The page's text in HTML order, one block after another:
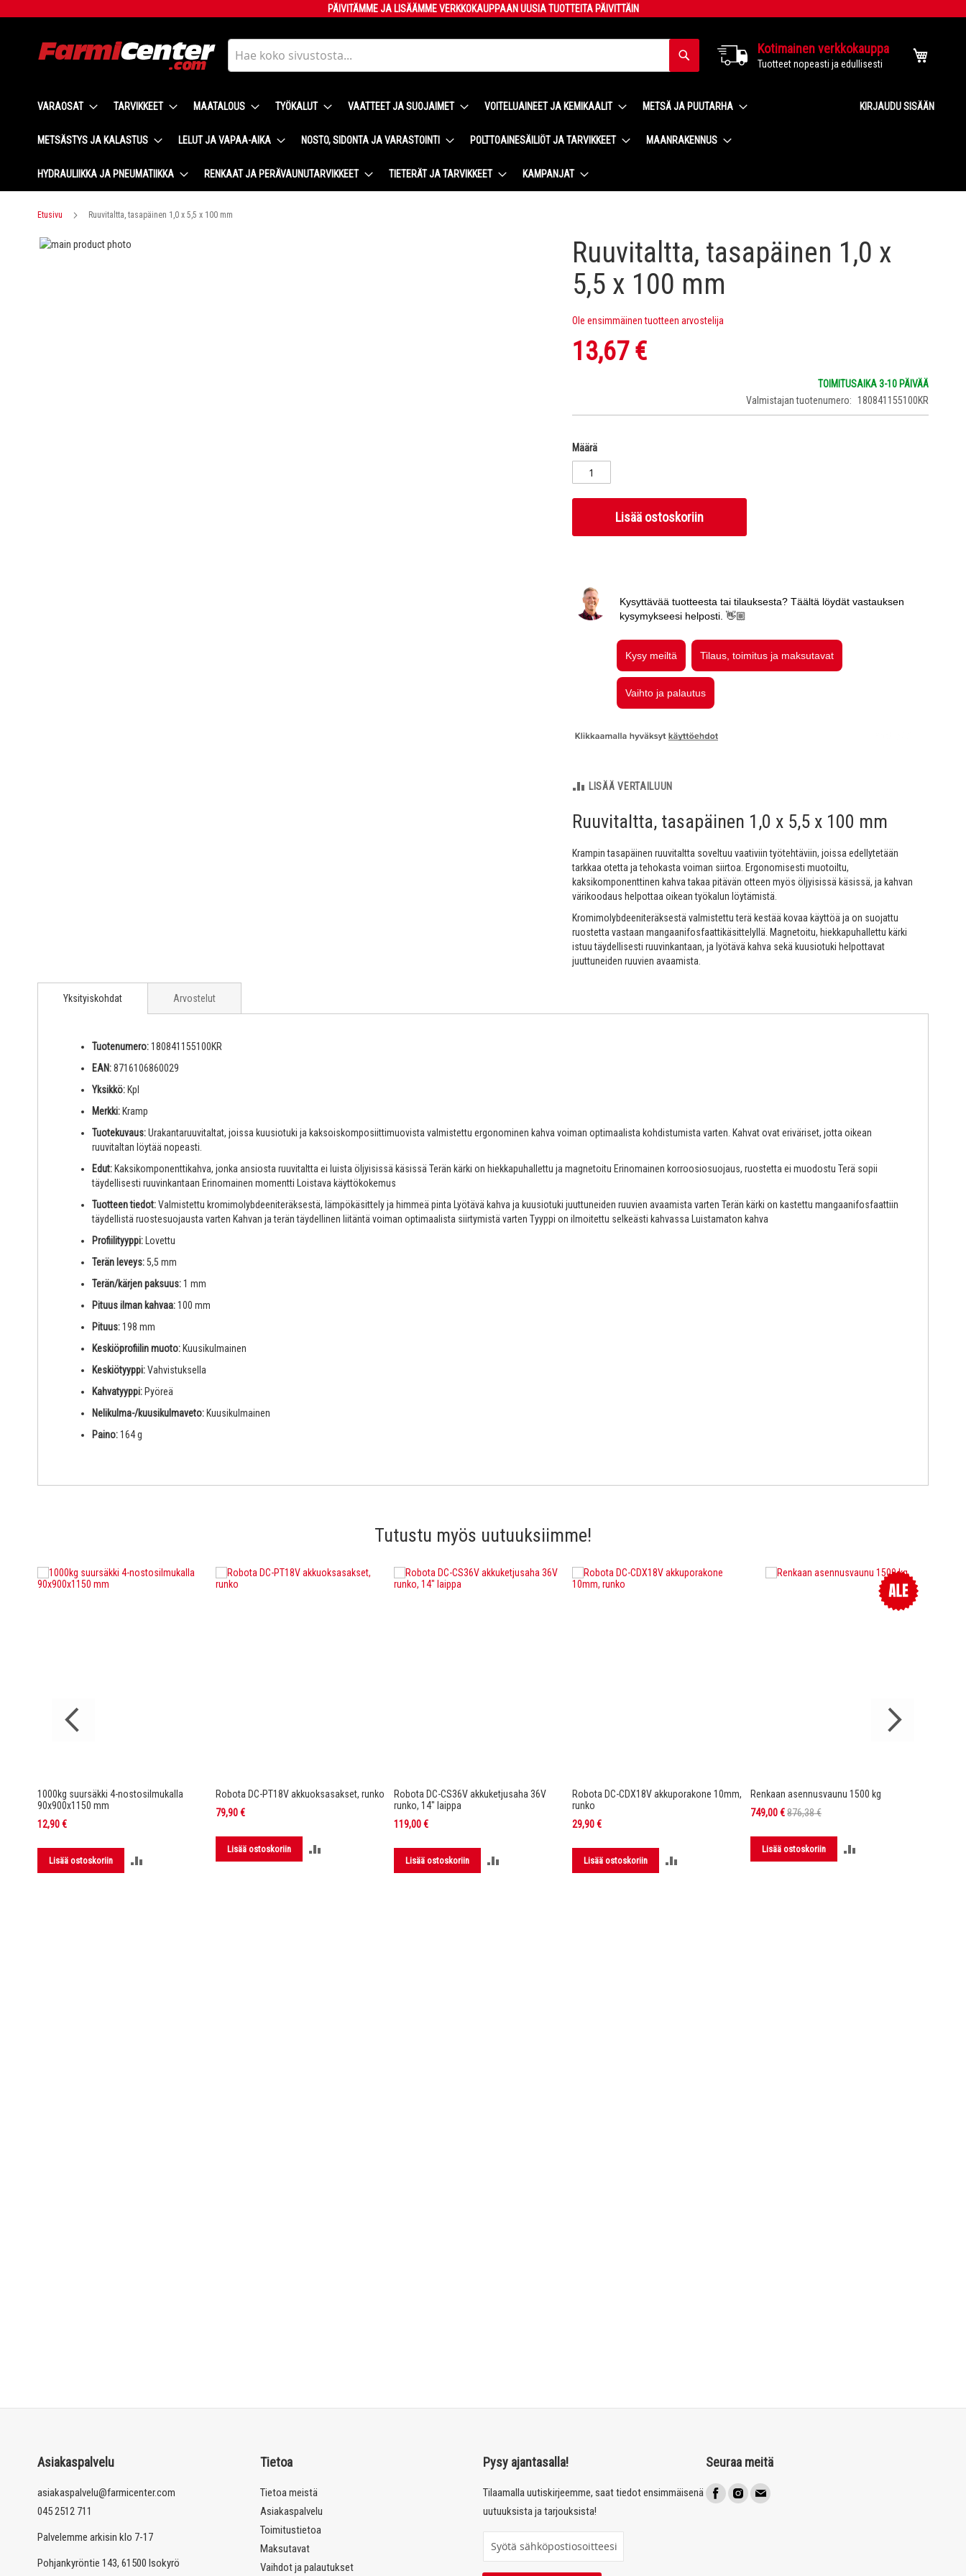
to
PÄIVITÄMME JA LISÄÄMME VERKKOKAUPPAAN UUSIA TUOTTEITA PÄIVITTÄIN
Kotimainen verkkokauppa
Tuotteet nopeasti ja edullisesti
VARAOSAT TARVIKKEET MAATALOUS TYÖKALUT VAATTEET JA SUOJAIMET VOITELUAINEET JA KEMIKAALIT METSÄ JA PUUTARHA
METSÄSTYS JA KALASTUS LELUT JA VAPAA-AIKA NOSTO, SIDONTA JA VARASTOINTI POLTTOAINESÄILIÖT JA TARVIKKEET MAANRAKENNUS
HYDRAULIIKKA JA PNEUMATIIKKA RENKAAT JA PERÄVAUNUTARVIKKEET TIETERÄT JA TARVIKKEET KAMPANJAT
KIRJAUDU SISÄÄN
Etusivu Ruuvitaltta, tasapäinen 1,0 x 5,5 x 100 mm
Skip
Ruuvitaltta, tasapäinen 1,0 x
5,5 x 100 mm
Ole ensimmäinen tuotteen arvostelija
13,67 €
TOIMITUSAIKA 3-10 PÄIVÄÄ
Valmistajan tuotenumero
180841155100KR
Määrä
Lisää ostoskoriin
LISÄÄ VERTAILUUN
Ruuvitaltta, tasapäinen 1,0 x 5,5 x 100 mm
Krampin tasapäinen ruuvitaltta soveltuu vaativiin työtehtäviin, joissa edellytetään
tarkkaa otetta ja tehokasta voiman siirtoa. Ergonomisesti muotoiltu,
kaksikomponenttinen kahva takaa pitävän otteen myös öljyisissä käsissä, ja kahvan
värikoodaus helpottaa oikean työkalun löytämistä.
Kromimolybdeeniteräksestä valmistettu terä kestää kovaa käyttöä ja on suojattu
ruostetta vastaan mangaanifosfaattikäsittelyllä. Magnetoitu, hiekkapuhallettu kärki
istuu täydellisesti ruuvinkantaan, ja lyötävä kahva sekä kuusiotuki helpottavat
juuttuneiden ruuvien avaamista.
Yksityiskohdat
Tuotenumero:180841155100KR
EAN:8716106860029
Yksikkö: Kpl
Merkki: Kramp
Tuotekuvaus:Urakantaruuvitaltat, joissa kuusiotuki ja kaksoiskomposiittimuovista valmistettu ergonominen kahva voiman optimaalista kohdistumista varten. Kahvat ovat eriväriset, jotta oikean
ruuvitaltan löytää nopeasti.
Edut: Kaksikomponenttikahva, jonka ansiosta ruuvitaltta ei luista öljyisissä käsissä Terän kärki on hiekkapuhallettu ja magnetoitu Erinomainen korroosiosuojaus, ruostetta ei muodostu Terä sopii
täydellisesti ruuvinkantaan Erinomainen momentti Loistava käyttökokemus
Tuotteen tiedot:Valmistettu kromimolybdeeniteräksestä, lämpökäsittely ja himmeä pinta Lyötävä kahva ja kuusiotuki juuttuneiden ruuvien avaamista varten Terän kärki on kastettu mangaanifosfaattiin
täydellistä ruostesuojausta varten Kahvan ja terän täydellinen liitäntä voiman optimaalista siirtymistä varten Tyyppi on ilmoitettu selkeästi kahvassa Luistamaton kahva
Profiilityyppi: Lovettu
Terän leveys:5,5 mm
Terän/kärjen paksuus:1 mm
Pituus ilman kahvaa:100 mm
Pituus:198 mm
Keskiöprofiilin muoto: Kuusikulmainen
Keskiötyyppi:Vahvistuksella
Kahvatyyppi: Pyöreä
Nelikulma-/kuusikulmaveto: Kuusikulmainen
Paino:164 g
Arvostelut
Tutustu myös uutuuksiimme!
1000kg suursäkki 4-nostosilmukalla
90x900x1150 mm
12,90 €
Lisää ostoskoriin
Robota DC-PT18V akkuoksasakset, runko
79,90 €
Lisää ostoskoriin
Robota DC-CS36V akkuketjusaha 36V
runko, 14" laippa
119,00 €
Lisää ostoskoriin
Robota DC-CDX18V akkuporakone 10mm,
runko
29,90 €
Lisää ostoskoriin
Renkaan asennusvaunu 1500 kg
Tarjoushinta
749,00 €876,38 €
Lisää ostoskoriin
Asiakaspalvelu
asiakaspalvelu@farmicenter.com
045 2512 711
Palvelemme arkisin klo 7-17
Pohjankyröntie 143, 61500 Isokyrö
Tietoa
Tietoa meistä
Asiakaspalvelu
Toimitustietoa
Maksutavat
Vaihdot ja palautukset
Pysy ajantasalla!
Tilaamalla uutiskirjeemme, saat tiedot ensimmäisenä
uutuuksista ja tarjouksista!
i
Seuraa meitä